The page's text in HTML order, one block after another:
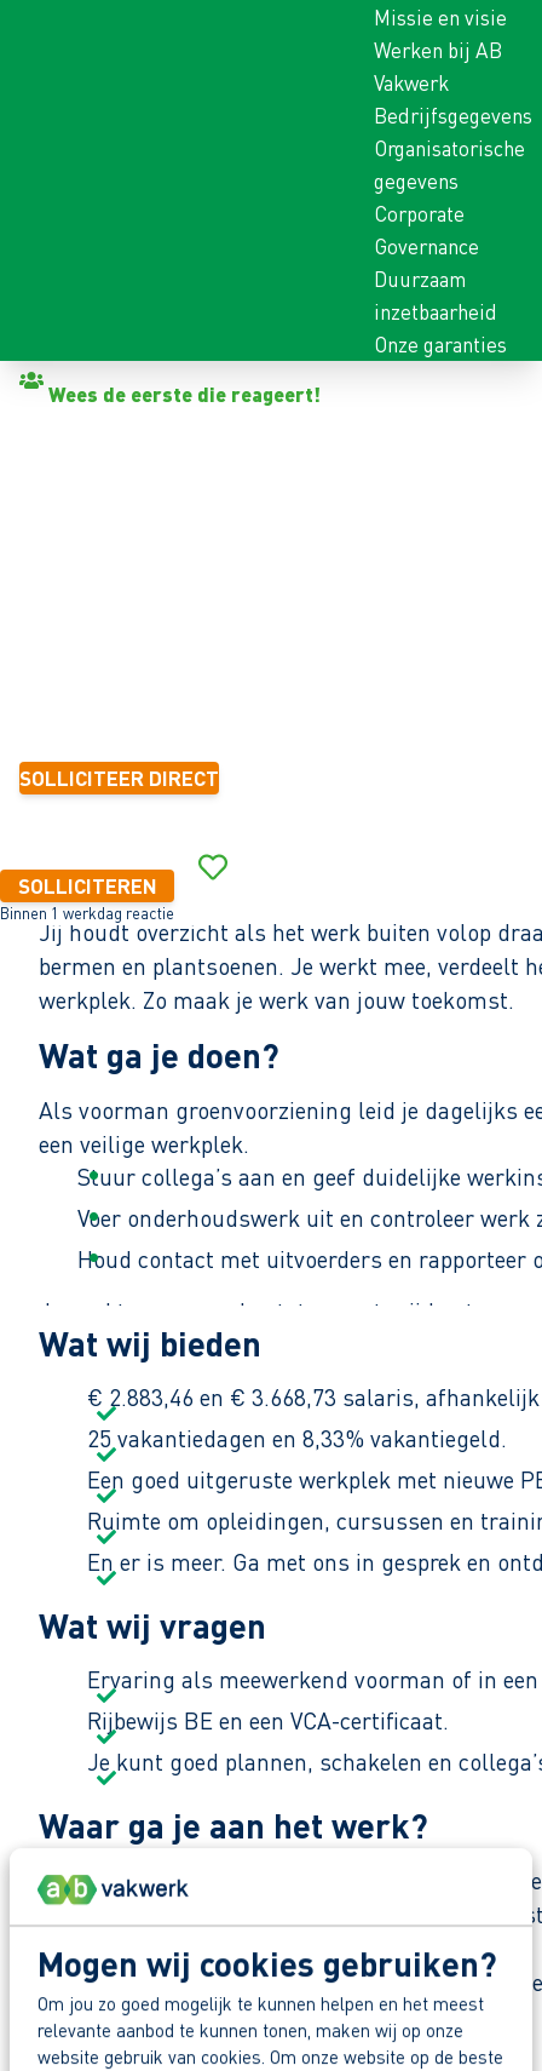
Mogen wij cookies gebruiken?
Om jou zo goed mogelijk te kunnen helpen en het meest
relevante aanbod te kunnen tonen, maken wij op onze
website gebruik van cookies. Om onze website op de beste
Missie en visie
Werken bij AB
Vakwerk
Bedrijfsgegevens
Organisatorische
gegevens
Corporate
Governance
Duurzaam
inzetbaarheid
Onze garanties
Wees de eerste die reageert!
SOLLICITEER DIRECT
SOLLICITEREN
Binnen 1 werkdag reactie
Jij houdt overzicht als het werk buiten volop
bermen en plantsoenen. Je werkt mee,
werkplek. Zo maak je werk van jouw toekomst.
Wat ga je doen?
Als voorman groenvoorziening leid je dagelijks
een veilige werkplek.
Stuur collega’s aan en geef duidelijke
Voer onderhoudswerk uit en controleer werk
Houd contact met uitvoerders en rapporteer
Je werkt van maandag tot en met vrijdag
Wat wij bieden
€ 2.883,46 en € 3.668,73 salaris,
25 vakantiedagen en 8,33% vakantiegeld.
Een goed uitgeruste werkplek met nieuwe
Ruimte om opleidingen, cursussen en
En er is meer. Ga met ons in gesprek en
Wat wij vragen
Ervaring als meewerkend voorman of in
Rijbewijs BE en een VCA-certificaat.
Je kunt goed plannen, schakelen en
Waar ga je aan het werk?
Je gaat aan de slag bij een toonaangevende
Projecten variëren van woongebieden tot
werkprocessen en zicht op kwaliteit.
De werksfeer is nuchter en betrokken: “We
werkvoorbereiding en uitvoering.